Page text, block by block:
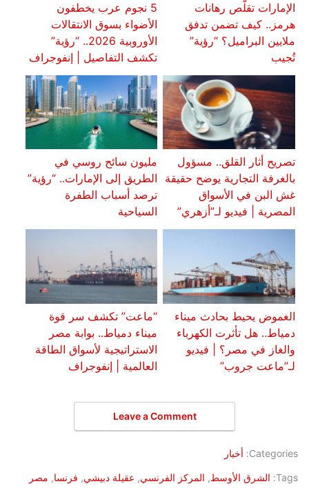
الإمارات تقلّص رهانات
هرمز.. كيف تضمن تدفق
ملايين البراميل؟ “رؤية”
تُجيب
5 نجوم عرب يخطفون
الأضواء بسوق الانتقالات
الأوروبية 2026.. “رؤية”
تكشف التفاصيل | إنفوجراف
تصريح أثار القلق.. مسؤول
بالغرفة التجارية يوضح حقيقة
غش البن في الأسواق
المصرية | فيديو لـ”أزهري”
مليون سائح روسي في
الطريق إلى الإمارات.. “رؤية”
ترصد أسباب الطفرة
السياحية
الغموض يحيط بحادث ميناء
دمياط.. هل تأثرت الكهرباء
والغاز في مصر؟ | فيديو
لـ”ماعت جروب”
“ماعت” تكشف سر قوة
ميناء دمياط.. بوابة مصر
الاستراتيجية لأسواق الطاقة
العالمية | إنفوجراف
Leave a Comment
Categories: أخبار
Tags: الشرق الأوسط, المركز الفرنسي, عقيلة دبيشي, فرنسا, مصر